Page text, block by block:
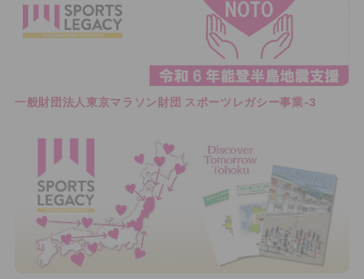
一般財団法人東京マラソン財団 スポーツレガシー事業‐3